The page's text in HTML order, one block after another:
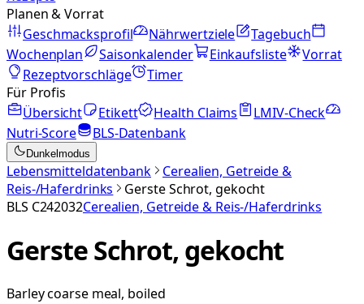
Planen & Vorrat
Geschmacksprofil
Nährwertziele
Tagebuch
Wochenplan
Saisonkalender Einkaufsliste
Vorrat
Rezeptvorschläge
Timer
Für Profis
Übersicht
Etikett Health Claims
LMIV-Check
Nutri-Score
BLS-Datenbank
Dunkelmodus
Lebensmitteldatenbank
Cerealien, Getreide &
Reis-/Haferdrinks
Gerste Schrot, gekocht
BLS C242032Cerealien, Getreide & Reis-/Haferdrinks
Gerste Schrot, gekocht
Barley coarse meal, boiled